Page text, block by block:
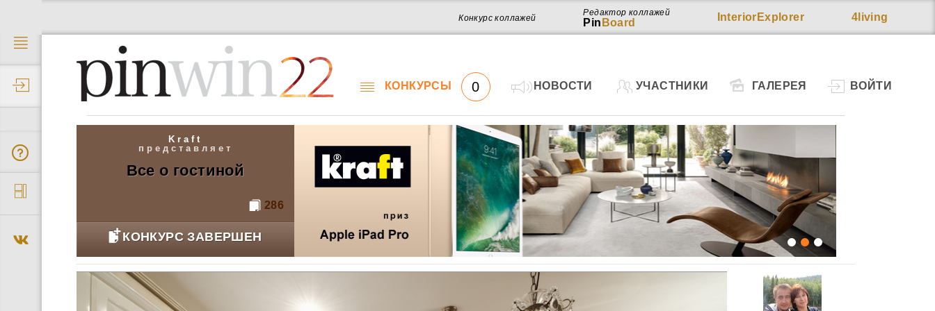
4living
InteriorExplorer
Редактор коллажей
Pin Board
Конкурс коллажей
22 КОНКУРСЫ 0 НОВОСТИ УЧАСТНИКИ ГАЛЕРЕЯ ВОЙТИ
Kraft
представляет
Все о гостиной
286
КОНКУРС ЗАВЕРШЕН
Работ